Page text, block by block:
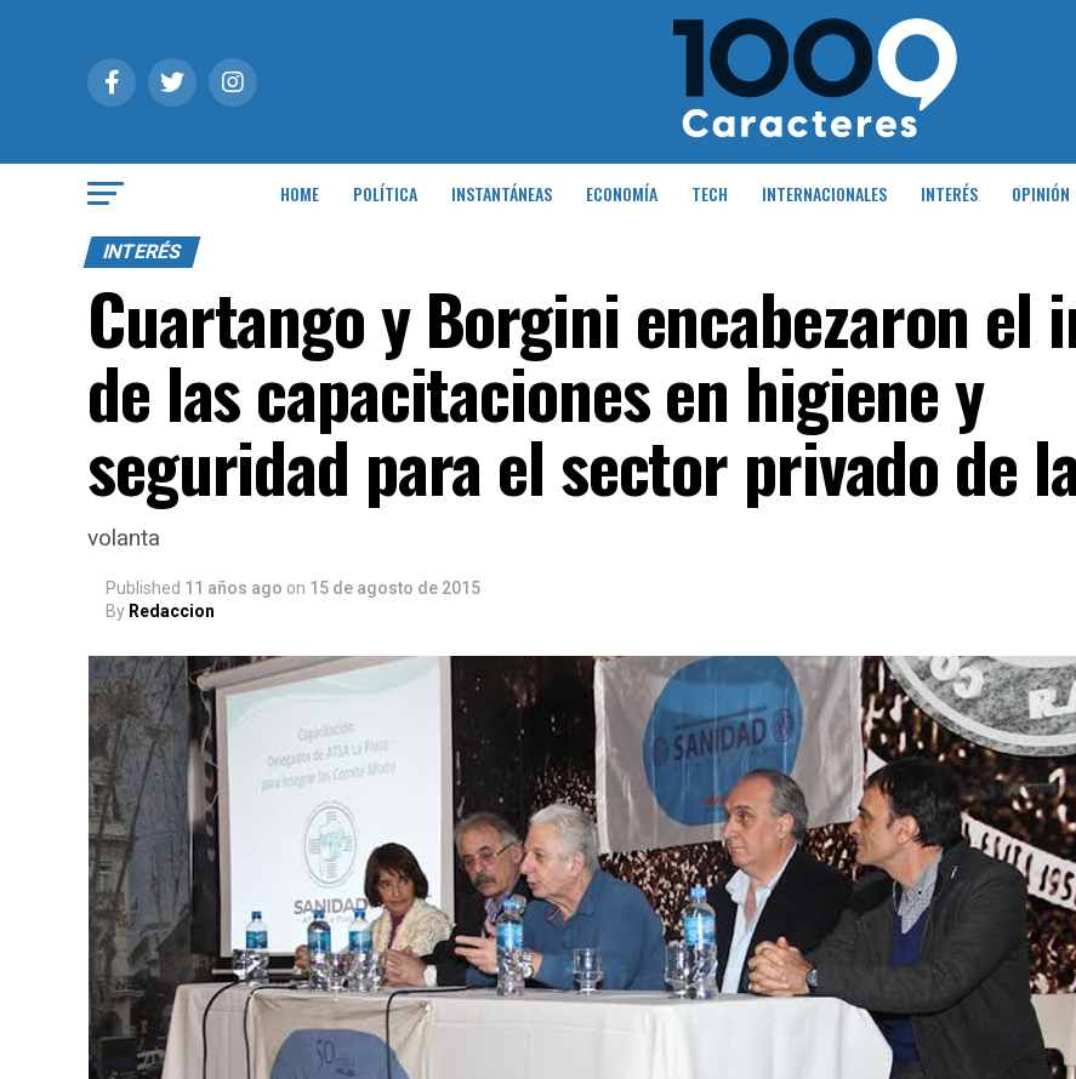
HOME POLÍTICA INSTANTÁNEAS ECONOMÍA TECH INTERNACIONALES INTERÉS OPINIÓN
INTERÉS
Cuartango y Borgini encabezaron el
de las capacitaciones en higiene y
seguridad para el sector privado de
volanta
Published 11 años ago on 15 de agosto de 2015
By Redaccion